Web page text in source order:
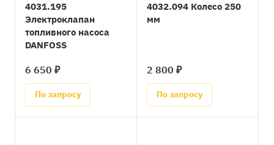
4031.195
Электроклапан
топливного насоса
DANFOSS
6 650 ₽
По запросу
4032.094 Колесо 250
мм
2 800 ₽
По запросу